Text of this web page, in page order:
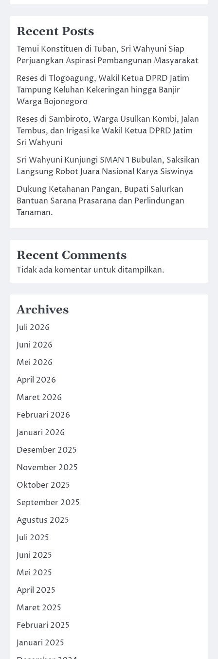
Recent Posts
Temui Konstituen di Tuban, Sri Wahyuni Siap
Perjuangkan Aspirasi Pembangunan Masyarakat
Reses di Tlogoagung, Wakil Ketua DPRD Jatim
Tampung Keluhan Kekeringan hingga Banjir
Warga Bojonegoro
Reses di Sambiroto, Warga Usulkan Kombi, Jalan
Tembus, dan Irigasi ke Wakil Ketua DPRD Jatim
Sri Wahyuni
Sri Wahyuni Kunjungi SMAN 1 Bubulan, Saksikan
Langsung Robot Juara Nasional Karya Siswinya
Dukung Ketahanan Pangan, Bupati Salurkan
Bantuan Sarana Prasarana dan Perlindungan
Tanaman.
Recent Comments
Tidak ada komentar untuk ditampilkan.
Archives
Juli 2026
Juni 2026
Mei 2026
April 2026
Maret 2026
Februari 2026
Januari 2026
Desember 2025
November 2025
Oktober 2025
September 2025
Agustus 2025
Juli 2025
Juni 2025
Mei 2025
April 2025
Maret 2025
Februari 2025
Januari 2025